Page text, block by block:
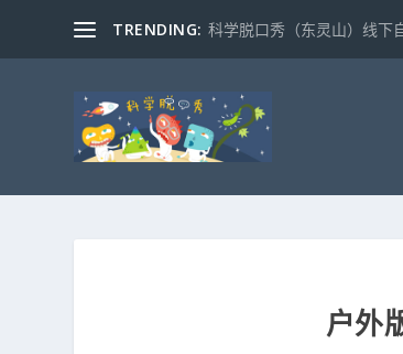
TRENDING: 科学脱口秀（东灵山）线下
户外